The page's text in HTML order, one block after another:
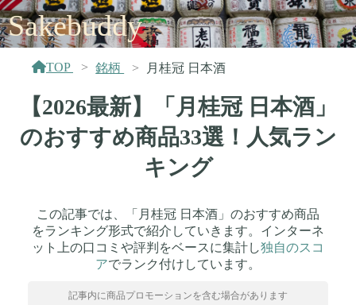
Sakebuddy
TOP 銘柄 月桂冠 日本酒
【2026最新】「月桂冠 日本酒」
のおすすめ商品33選！人気ラン
キング
この記事では、「月桂冠 日本酒」のおすすめ商品
をランキング形式で紹介していきます。インターネ
ット上の口コミや評判をベースに集計し独自のスコ
アでランク付けしています。
記事内に商品プロモーションを含む場合があります